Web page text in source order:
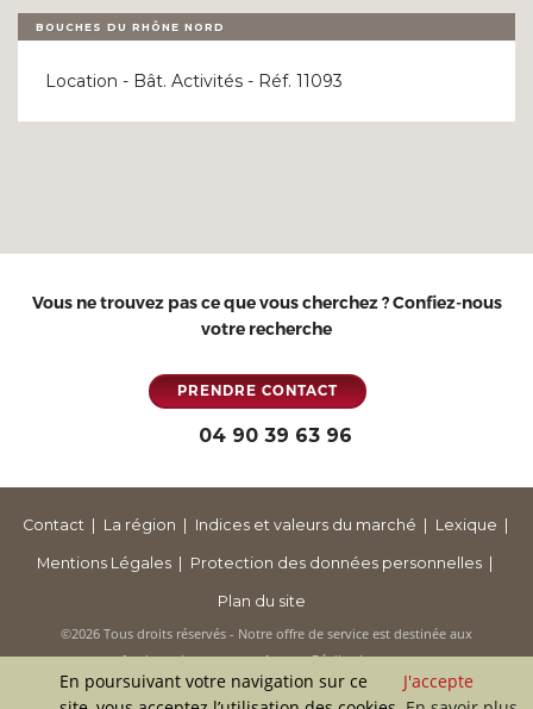
J'accepte
En poursuivant votre navigation sur ce
BOUCHES DU RHÔNE NORD
Location - Bât. Activités - Réf. 11093
Vous ne trouvez pas ce que vous cherchez ? Confiez-nous
votre recherche
PRENDRE CONTACT
04 90 39 63 96
Contact La région Indices et valeurs du marché Lexique
Mentions Légales Protection des données personnelles
Plan du site
©2026 Tous droits réservés - Notre offre de service est destinée aux
professionnels -Mentions légales- Réalisation :Vertuoz